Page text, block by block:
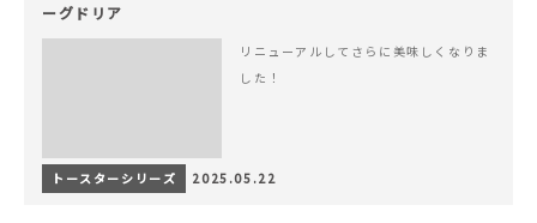
ーグドリア
リニューアルしてさらに美味しくなりま
した！
トースターシリーズ 2025.05.22